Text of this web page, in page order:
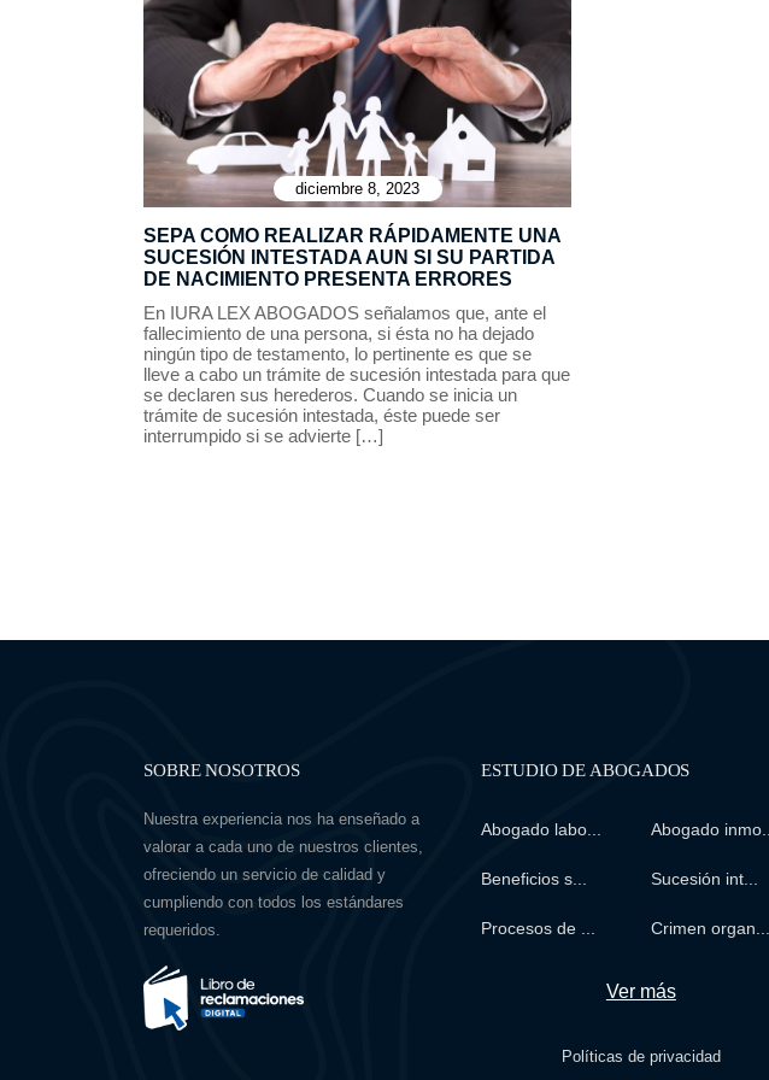
diciembre 8, 2023
SEPA COMO REALIZAR RÁPIDAMENTE UNA
SUCESIÓN INTESTADA AUN SI SU PARTIDA
DE NACIMIENTO PRESENTA ERRORES
En IURA LEX ABOGADOS señalamos que, ante el
fallecimiento de una persona, si ésta no ha dejado
ningún tipo de testamento, lo pertinente es que se
lleve a cabo un trámite de sucesión intestada para que
se declaren sus herederos. Cuando se inicia un
trámite de sucesión intestada, éste puede ser
interrumpido si se advierte […]
SOBRE NOSOTROS
Nuestra experiencia nos ha enseñado a
valorar a cada uno de nuestros clientes,
ofreciendo un servicio de calidad y
cumpliendo con todos los estándares
requeridos.
ESTUDIO DE ABOGADOS
Abogado labo... Abogado inmo...
Beneficios s... Sucesión int...
Procesos de ... Crimen organ...
Ver más
Políticas de privacidad